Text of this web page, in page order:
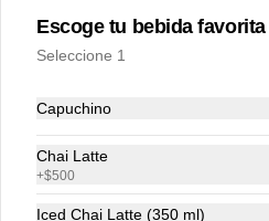
chocolate belga semi amargo al 55% de
cacao.
$4.200
Croissant hojaldrado relleno de crema
Escoge tu bebida favorita
Seleccione 1
Capuchino
Chai Latte
+$500
Iced Chai Latte (350 ml)